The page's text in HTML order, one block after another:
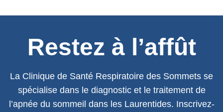
Restez à l’affût
La Clinique de Santé Respiratoire des Sommets se
spécialise dans le diagnostic et le traitement de
l’apnée du sommeil dans les Laurentides. Inscrivez-